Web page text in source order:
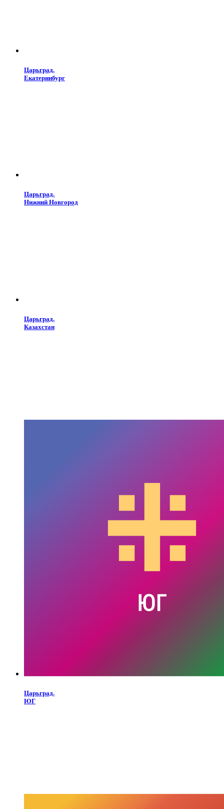
Царьград.
Екатеринбург
Царьград.
Нижний Новгород
Царьград.
Казахстан
Царьград.
ЮГ